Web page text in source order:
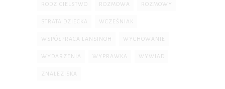
RODZICIELSTWO ROZMOWA ROZMOWY
STRATA DZIECKA WCZEŚNIAK
WSPÓŁPRACA LANSINOH WYCHOWANIE
WYDARZENIA WYPRAWKA WYWIAD
ZNALEZISKA